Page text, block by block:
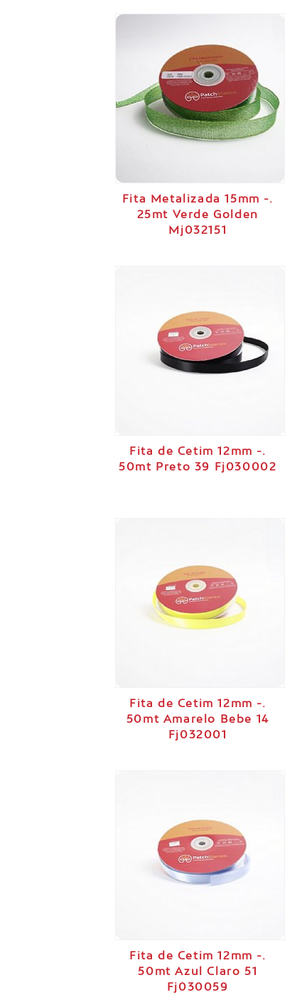
Fita Metalizada 15mm -.
25mt Verde Golden
Mj032151
Fita de Cetim 12mm -.
50mt Preto 39 Fj030002
Fita de Cetim 12mm -.
50mt Amarelo Bebe 14
Fj032001
Fita de Cetim 12mm -.
50mt Azul Claro 51
Fj030059